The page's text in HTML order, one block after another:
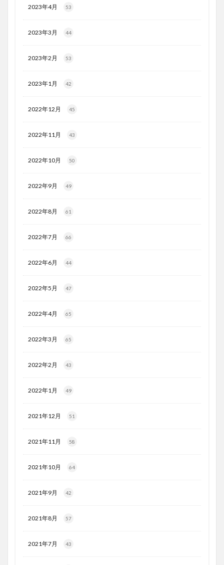
2023年4月 53
2023年3月 44
2023年2月 53
2023年1月 42
2022年12月 45
2022年11月 43
2022年10月 50
2022年9月 49
2022年8月 61
2022年7月 66
2022年6月 44
2022年5月 47
2022年4月 65
2022年3月 65
2022年2月 43
2022年1月 49
2021年12月 51
2021年11月 58
2021年10月 64
2021年9月 42
2021年8月 57
2021年7月 43